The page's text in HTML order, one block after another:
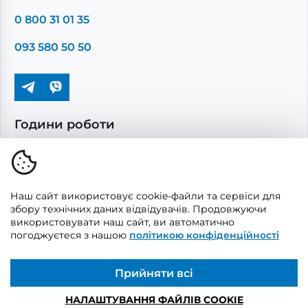
Дверцята ревізійні
0 800 31 01 35
093 580 50 50
Години роботи
Сб-Нд: вихідні
Наш сайт використовує cookie-файли та сервіси для
збору технічних даних відвідувачів. Продовжуючи
використовувати наш сайт, ви автоматично
погоджуєтеся з нашою політикою конфіденційності
НАЛАШТУВАННЯ ФАЙЛІВ COOKIE
Прийняти всі